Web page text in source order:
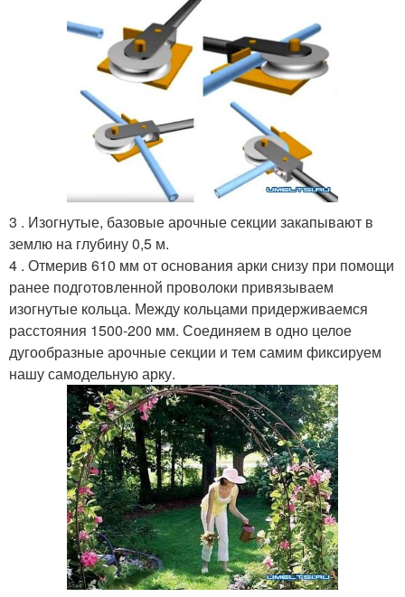
3 . Изогнутые, базовые арочные секции закапывают в
землю на глубину 0,5 м.
4 . Отмерив 610 мм от основания арки снизу при помощи
ранее подготовленной проволоки привязываем
изогнутые кольца. Между кольцами придерживаемся
расстояния 1500-200 мм. Соединяем в одно целое
дугообразные арочные секции и тем самим фиксируем
нашу самодельную арку.